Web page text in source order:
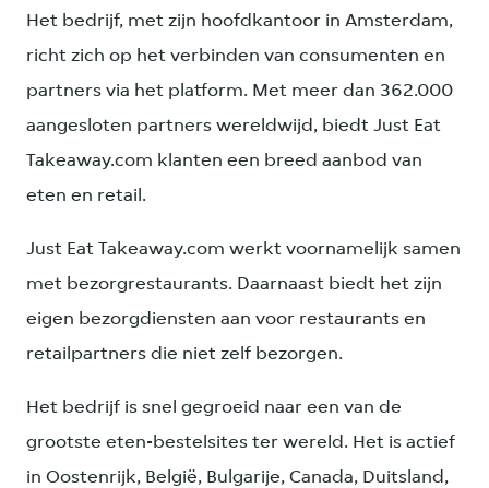
Het bedrijf, met zijn hoofdkantoor in Amsterdam,
richt zich op het verbinden van consumenten en
partners via het platform. Met meer dan 362.000
aangesloten partners wereldwijd, biedt Just Eat
Takeaway.com klanten een breed aanbod van
eten en retail.
Just Eat Takeaway.com werkt voornamelijk samen
met bezorgrestaurants. Daarnaast biedt het zijn
eigen bezorgdiensten aan voor restaurants en
retailpartners die niet zelf bezorgen.
Het bedrijf is snel gegroeid naar een van de
grootste eten-bestelsites ter wereld. Het is actief
in Oostenrijk, België, Bulgarije, Canada, Duitsland,